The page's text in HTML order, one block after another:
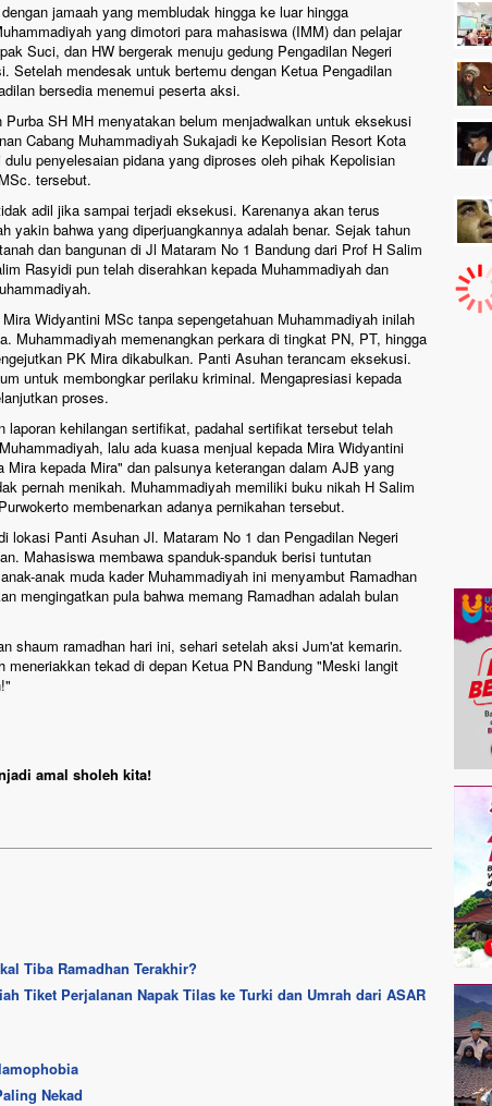
jamaah yang membludak hingga ke luar hingga
yang dimotori para mahasiswa (IMM) dan pelajar
Suci, dan HW bergerak menuju gedung Pengadilan Negeri
Setelah mendesak untuk bertemu dengan Ketua Pengadilan
bersedia menemui peserta aksi.
SH MH menyatakan belum menjadwalkan untuk eksekusi
Cabang Muhammadiyah Sukajadi ke Kepolisian Resort Kota
penyelesaian pidana yang diproses oleh pihak Kepolisian
tersebut.
adil jika sampai terjadi eksekusi. Karenanya akan terus
yakin bahwa yang diperjuangkannya adalah benar. Sejak tahun
dan bangunan di Jl Mataram No 1 Bandung dari Prof H Salim
Rasyidi pun telah diserahkan kepada Muhammadiyah dan
Widyantini MSc tanpa sepengetahuan Muhammadiyah inilah
Muhammadiyah memenangkan perkara di tingkat PN, PT, hingga
PK Mira dikabulkan. Panti Asuhan terancam eksekusi.
untuk membongkar perilaku kriminal. Mengapresiasi kepada
proses.
laporan kehilangan sertifikat, padahal sertifikat tersebut telah
lalu ada kuasa menjual kepada Mira Widyantini
kepada Mira" dan palsunya keterangan dalam AJB yang
pernah menikah. Muhammadiyah memiliki buku nikah H Salim
membenarkan adanya pernikahan tersebut.
lokasi Panti Asuhan Jl. Mataram No 1 dan Pengadilan Negeri
Mahasiswa membawa spanduk-spanduk berisi tuntutan
anak muda kader Muhammadiyah ini menyambut Ramadhan
mengingatkan pula bahwa memang Ramadhan adalah bulan
shaum ramadhan hari ini, sehari setelah aksi Jum'at kemarin.
meneriakkan tekad di depan Ketua PN Bandung "Meski langit
amal sholeh kita!
Tiba Ramadhan Terakhir?
Tiket Perjalanan Napak Tilas ke Turki dan Umrah dari ASAR
Nekad